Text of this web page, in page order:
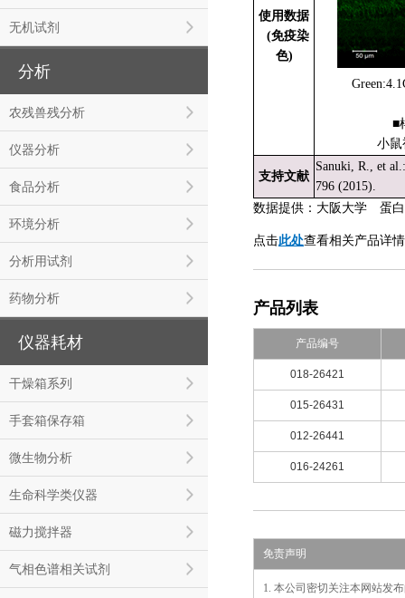
无机试剂
分析
农残兽残分析
仪器分析
食品分析
环境分析
分析用试剂
药物分析
仪器耗材
干燥箱系列
手套箱保存箱
微生物分析
生命科学类仪器
磁力搅拌器
气相色谱相关试剂
使用数据
(免疫染
色)
■
小鼠
支持文献
Sanuki, R., et
796 (2015).
数据提供：大阪大学 蛋
点击此处查看相关产品详
产品列表
产品编号
018-26421
015-26431
012-26441
016-24261
免责声明
1. 本公司密切关注本网站发